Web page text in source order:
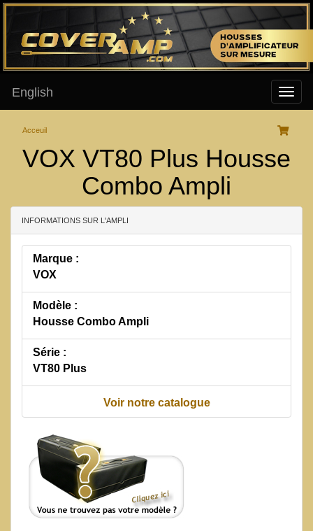
English
Acceuil
VOX VT80 Plus Housse
Combo Ampli
INFORMATIONS SUR L'AMPLI
Marque :
VOX
Modèle :
Housse Combo Ampli
Série :
VT80 Plus
Voir notre catalogue